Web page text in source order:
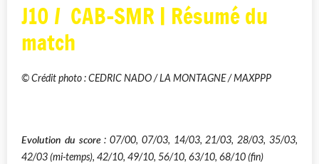
J10 / CAB-SMR | Résumé du
match
© Crédit photo : CEDRIC NADO / LA MONTAGNE / MAXPPP
Evolution du score: 07/00, 07/03, 14/03, 21/03, 28/03, 35/03,
42/03 (mi-temps), 42/10, 49/10, 56/10, 63/10, 68/10 (fin)